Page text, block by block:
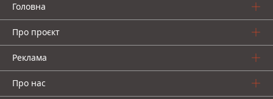
Головна
Про проєкт
Реклама
Про нас